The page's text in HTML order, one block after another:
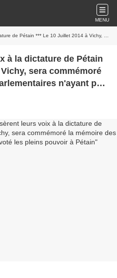
MENU
sera commémoré la mémoire des "80" parlementaires n'ayant pas voté les pleins pouvoir à Pétain
à la dictature de Pétain
sera commémoré
n'ayant pas
Pétain